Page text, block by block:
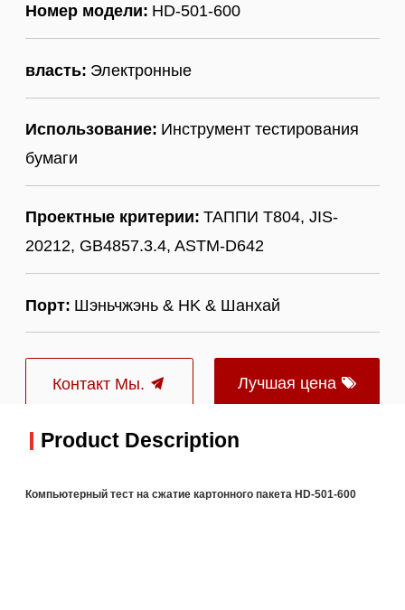
Номер модели: HD-501-600
власть: Электронные
Использование: Инструмент тестирования
бумаги
Проектные критерии: ТАППИ T804, JIS-
20212, GB4857.3.4, ASTM-D642
Порт: Шэньчжэнь & HK & Шанхай
Контакт Мы. Лучшая цена
Product Description
Компьютерный тест на сжатие картонного пакета HD-501-600